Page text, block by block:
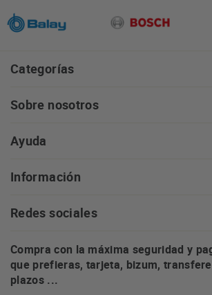
Categorías
Sobre nosotros
Ayuda
Información
Redes sociales
Compra con la máxima seguridad y
que prefieras, tarjeta, bizum,
plazos ...